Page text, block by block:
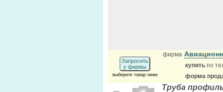
Запросить
у фирмы
выберите товар ниже
фирма
купить по
форма
Труба